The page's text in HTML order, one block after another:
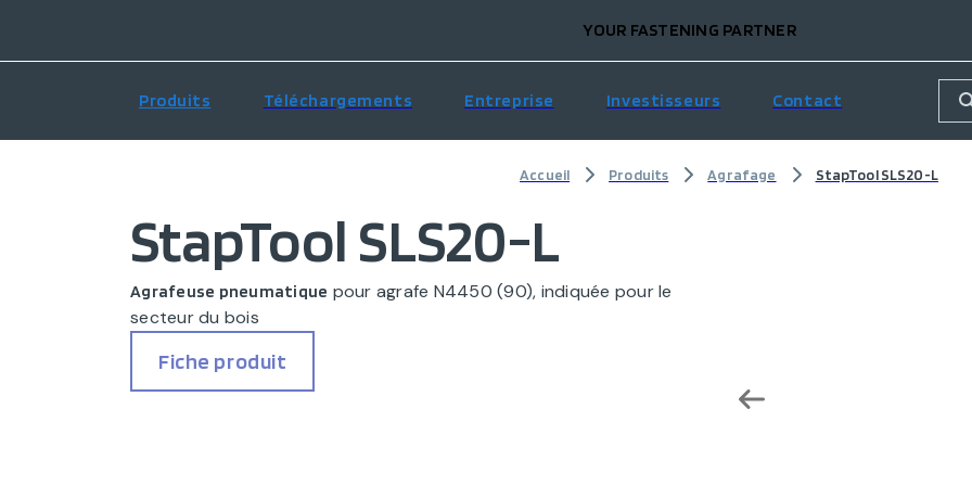
YOUR FASTENING PARTNER
Produits Téléchargements Entreprise Investisseurs Contact
Accueil Produits Agrafage StapTool SLS20-L
StapTool SLS20-L
Agrafeuse pneumatique pour agrafe N4450 (90), indiquée pour le
secteur du bois
Fiche produit